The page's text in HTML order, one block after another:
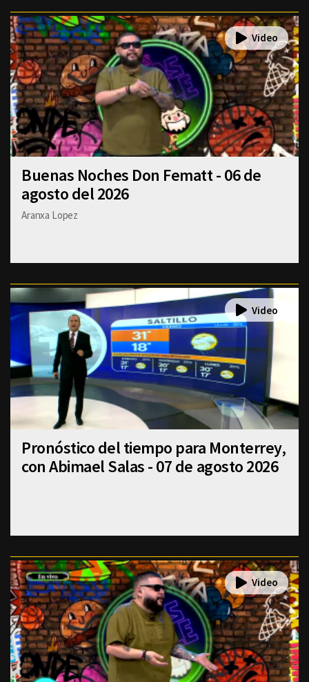
Buenas Noches Don Fematt - 06 de
agosto del 2026
Aranxa Lopez
Pronóstico del tiempo para Monterrey,
con Abimael Salas - 07 de agosto 2026